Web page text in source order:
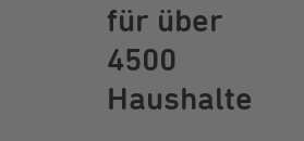
für über
4500
Haushalte